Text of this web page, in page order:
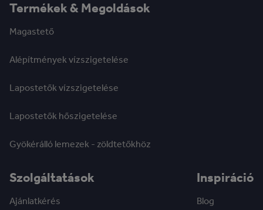
Termékek & Megoldások
Magastető
Alépítmények vízszigetelése
Lapostetők vízszigetelése
Lapostetők hőszigetelése
Gyökérálló lemezek - zöldtetőkhöz
Szolgáltatások
Ajánlatkérés
Inspiráció
Blog